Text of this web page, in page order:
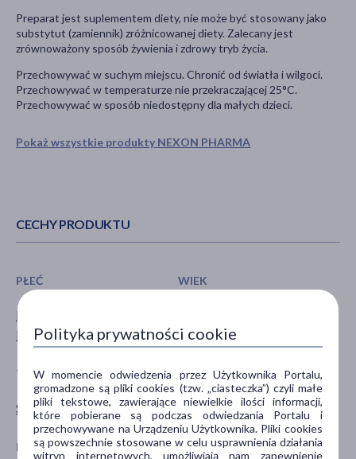
Pokaż wszystkie produkty NEXON PHARMA
Preparat jest suplementem diety, nie może być stosowany jako
substytut (zamiennik) zróżnicowanej diety. Zalecany jest
zrównoważony sposób żywienia i zdrowy tryb życia.
Przechowywać w suchym miejscu. Chronić od światła i wilgoci.
Przechowywać w temperaturze nie przekraczającej 25°C.
Przechowywać w sposób niedostępny dla małych dzieci.
CECHY PRODUKTU
PŁEĆ
Mężczyzna
Kobieta
WIEK
TYP PRODUKTU
Suplement diety
POSTAĆ
kapsułki
DZIAŁANIE/WŁAŚCIWOŚCI PROBLEM
Polityka prywatności cookie
W momencie odwiedzenia przez Użytkownika Portalu,
gromadzone są pliki cookies (tzw. „ciasteczka”) czyli małe
pliki tekstowe, zawierające niewielkie ilości informacji,
które pobierane są podczas odwiedzania Portalu i
przechowywane na Urządzeniu Użytkownika. Pliki cookies
są powszechnie stosowane w celu usprawnienia działania
witryn internetowych, umożliwiają nam zapewnienie